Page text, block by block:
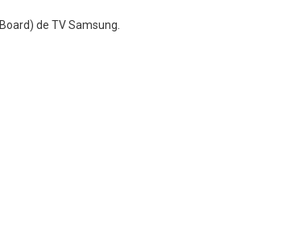
de TV Samsung.